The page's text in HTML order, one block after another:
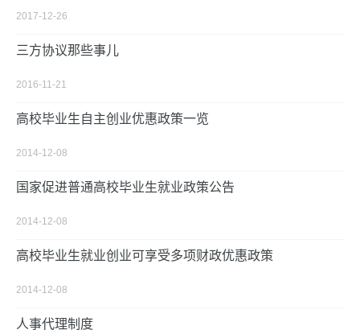
2017-12-26
三方协议那些事儿
2016-11-21
高校毕业生自主创业优惠政策一览
2014-12-08
国家促进普通高校毕业生就业政策公告
2014-12-08
高校毕业生就业创业可享受多项财政优惠政策
2014-12-08
人事代理制度